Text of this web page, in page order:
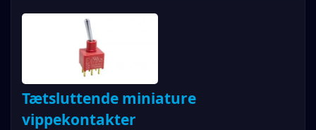
Tætsluttende miniature
vippekontakter